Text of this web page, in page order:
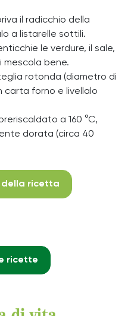
il radicchio della
a listarelle sottili.
le verdure, il sale,
mescola bene.
rotonda (diametro di
carta forno e livellalo
a 160 °C,
dorata (circa 40
della ricetta
ricette